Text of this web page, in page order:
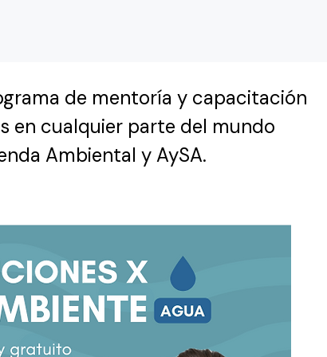
de mentoría y capacitación
en cualquier parte del mundo
Ambiental y AySA.